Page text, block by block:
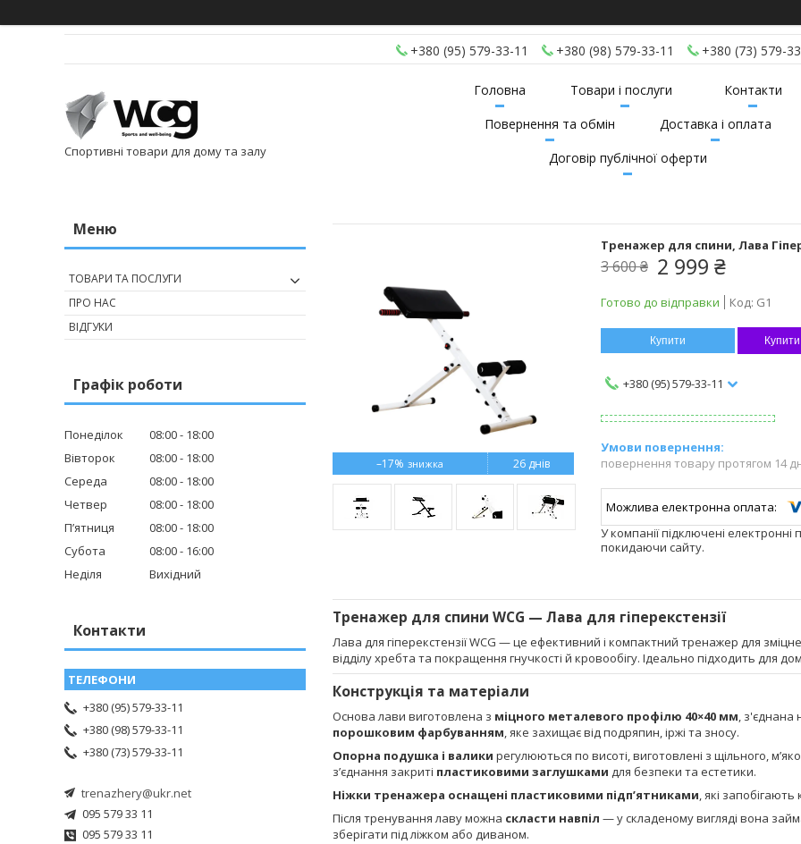
+380 (95) 579-33-11 +380 (98) 579-33-11 +380 (73) 579-
Спортивні товари для дому та залу
Головна Товари і послуги
Контакти
Повернення та обмін
Доставка і оплата
Договір публічної оферти
–17% 26 днів
Тренажер для спини, Лава
3 600 ₴ 2 999 ₴
Готово до відправки Код: G1
Купити Купити
+380 (95) 579-33-11
повернення товару протягом 14
У компанії підключені
покидаючи сайту.
Тренажер для спини WCG — Лава для гіперекстензії
Лава для гіперекстензії WCG — це ефективний і компактний тренажер для
відділу хребта та покращення гнучкості й кровообігу. Ідеально підходить для
Конструкція та матеріали
Основа лави виготовлена з міцного металевого профілю 40×40 мм, з'єднана
порошковим фарбуванням, яке захищає від подряпин, іржі та зносу.
Опорна подушка і валики регулюються по висоті, виготовлені з щільного,
з’єднання закриті пластиковими заглушками для безпеки та естетики.
Ніжки тренажера оснащені пластиковими підп’ятниками, які
Після тренування лаву можна скласти навпіл — у складеному вигляді вона
зберігати під ліжком або диваном.
ТОВАРИ ТА ПОСЛУГИ
ПРО НАС
ВІДГУКИ
Графік роботи
Понеділок 08:00
18:00
Вівторок
08:00
18:00
Середа
08:00
18:00
Четвер
08:00
18:00
Пʼятниця
08:00
18:00
Субота
08:00
16:00
Неділя
Вихідний
Контакти
+380 (95) 579-33-11
+380 (98) 579-33-11
+380 (73) 579-33-11
trenazhery@ukr.net
095 579 33 11
095 579 33 11